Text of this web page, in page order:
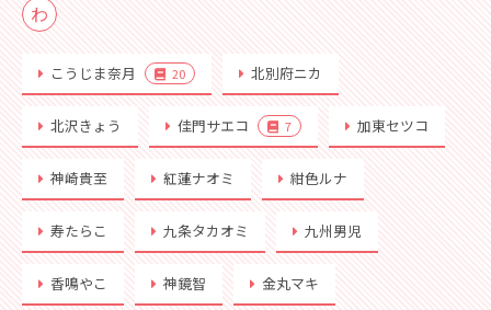
わ
こうじま奈月 20 北別府ニカ
北沢きょう 佳門サエコ 7 加東セツコ
神崎貴至 紅蓮ナオミ 紺色ルナ
寿たらこ 九条タカオミ 九州男児
香鳴やこ 神鏡智 金丸マキ